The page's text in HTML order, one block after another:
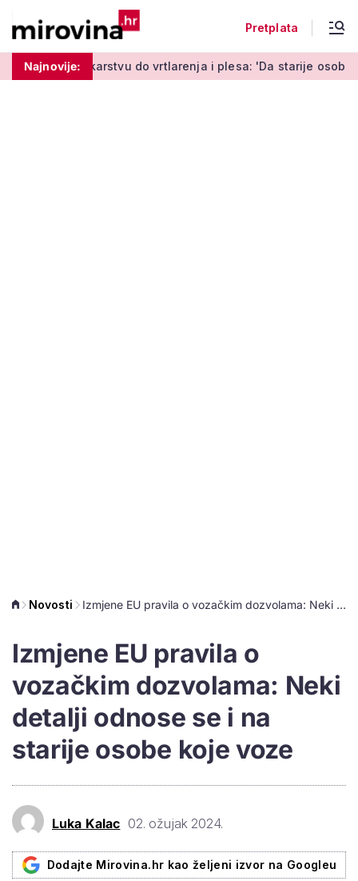
Pretplata
Najnovije:
do vrtlarenja i plesa: 'Da starije osobe ne ostavimo same'
Novosti Izmjene EU pravila o vozačkim dozvolama: Neki detalji odnose se i na starije osobe koje voze
Izmjene EU pravila o
vozačkim dozvolama: Neki
detalji odnose se i na
starije osobe koje voze
Luka Kalac 02. ožujak 2024.
Dodajte Mirovina.hr kao željeni izvor na Googleu